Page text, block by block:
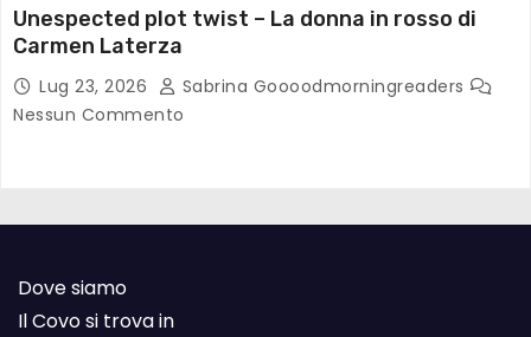
Unespected plot twist – La donna in rosso di
Carmen Laterza
Lug 23, 2026
Sabrina Goooodmorningreaders
Nessun Commento
Dove siamo
Il Covo si trova in